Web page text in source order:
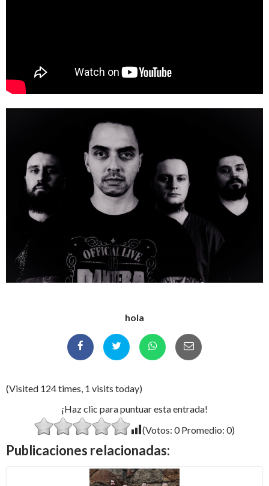
hola
(Visited 124 times, 1 visits today)
¡Haz clic para puntuar esta entrada!
(Votos: 0Promedio: 0)
Publicaciones relacionadas: